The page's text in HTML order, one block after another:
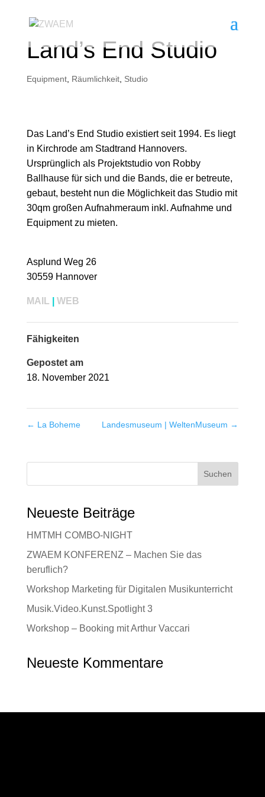
Land’s End Studio
Equipment, Räumlichkeit, Studio
Das Land’s End Studio existiert seit 1994. Es liegt
in Kirchrode am Stadtrand Hannovers.
Ursprünglich als Projektstudio von Robby
Ballhause für sich und die Bands, die er betreute,
gebaut, besteht nun die Möglichkeit das Studio mit
30qm großen Aufnahmeraum inkl. Aufnahme und
Equipment zu mieten.
Asplund Weg 26
30559 Hannover
MAIL WEB
Fähigkeiten
Gepostet am
18. November 2021
← La Boheme Landesmuseum | WeltenMuseum →
Neueste Beiträge
HMTMH COMBO-NIGHT
ZWAEM KONFERENZ – Machen Sie das
beruflich?
Workshop Marketing für Digitalen Musikunterricht
Musik.Video.Kunst.Spotlight 3
Workshop – Booking mit Arthur Vaccari
Neueste Kommentare